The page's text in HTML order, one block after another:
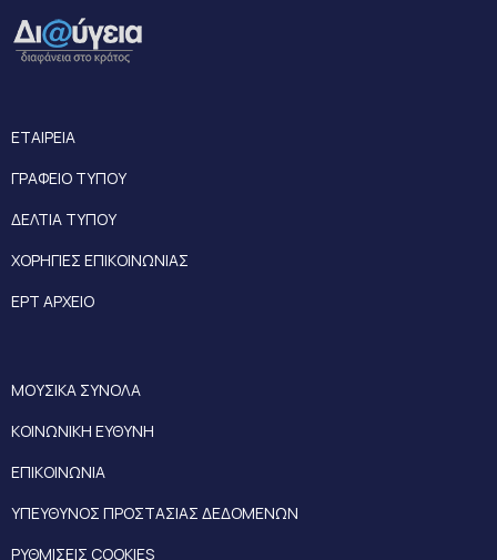
ΕΤΑΙΡΕΙΑ
ΓΡΑΦΕΙΟ ΤΥΠΟΥ
ΔΕΛΤΙΑ ΤΥΠΟΥ
ΧΟΡΗΓΙΕΣ ΕΠΙΚΟΙΝΩΝΙΑΣ
ΕΡΤ ΑΡΧΕΙΟ
ΜΟΥΣΙΚΑ ΣΥΝΟΛΑ
ΚΟΙΝΩΝΙΚΗ ΕΥΘΥΝΗ
ΕΠΙΚΟΙΝΩΝΙΑ
ΥΠΕΥΘΥΝΟΣ ΠΡΟΣΤΑΣΙΑΣ ΔΕΔΟΜΕΝΩΝ
ΡΥΘΜΙΣΕΙΣ COOKIES